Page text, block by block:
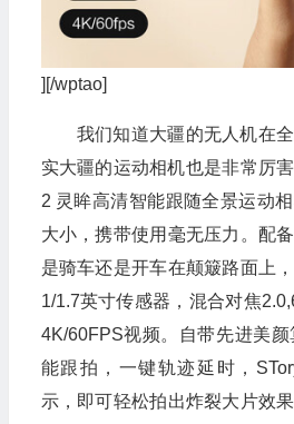
][/wptao]
我们知道大疆的无人机在
实大疆的运动相机也是非常厉
2 灵眸高清智能跟随全景运动
大小，携带使用毫无压力。配
是骑车还是开车在颠簸路面上
1/1.7英寸传感器，混合对焦
4K/60FPS视频。自带先进美
能跟拍，一键轨迹延时，
示，即可轻松拍出炸裂大片效